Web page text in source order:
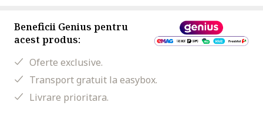
Beneficii Genius pentru
acest produs:
Oferte exclusive.
Transport gratuit la easybox.
Livrare prioritara.